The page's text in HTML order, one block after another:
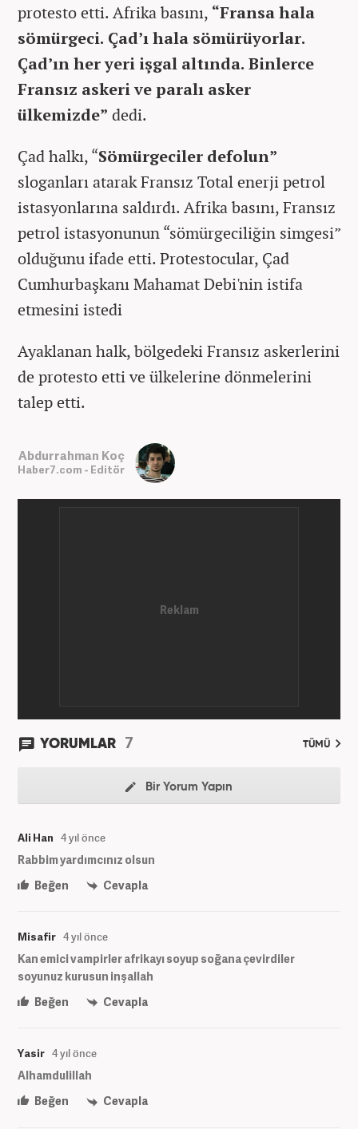
protesto etti. Afrika basını, “Fransa hala
sömürgeci. Çad’ı hala sömürüyorlar.
Çad’ın her yeri işgal altında. Binlerce
Fransız askeri ve paralı asker
ülkemizde” dedi.
Çad halkı, “Sömürgeciler defolun”
sloganları atarak Fransız Total enerji petrol
istasyonlarına saldırdı. Afrika basını, Fransız
petrol istasyonunun “sömürgeciliğin simgesi”
olduğunu ifade etti. Protestocular, Çad
Cumhurbaşkanı Mahamat Debi'nin istifa
etmesini istedi
Ayaklanan halk, bölgedeki Fransız askerlerini
de protesto etti ve ülkelerine dönmelerini
talep etti.
Abdurrahman Koç
Haber7.com - Editör
YORUMLAR 7 TÜMÜ
Bir Yorum Yapın
Ali Han 4 yıl önce
Rabbim yardımcınız olsun
Beğen
Cevapla
Misafir 4 yıl önce
Kan emici vampirler afrikayı soyup soğana çevirdiler
soyunuz kurusun inşallah
Beğen
Cevapla
Yasir 4 yıl önce
Alhamdulillah
Beğen
Cevapla